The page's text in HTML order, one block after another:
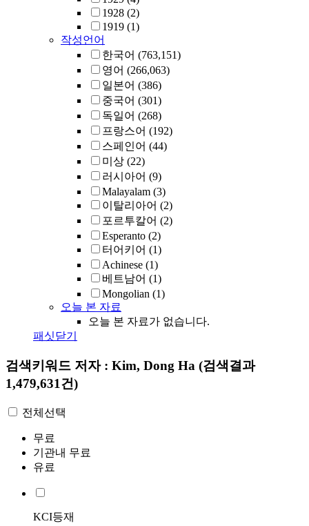
1928 (2)
1919 (1)
작성언어
한국어 (763,151)
영어 (266,063)
일본어 (386)
중국어 (301)
독일어 (268)
프랑스어 (192)
스페인어 (44)
미상 (22)
러시아어 (9)
Malayalam (3)
이탈리아어 (2)
포르투칼어 (2)
Esperanto (2)
터어키어 (1)
Achinese (1)
베트남어 (1)
Mongolian (1)
오늘 본 자료
오늘 본 자료가 없습니다.
패싯닫기
검색키워드 저자 : Kim, Dong Ha (검색결과
1,479,631건)
전체선택
무료
기관내 무료
유료
KCI등재